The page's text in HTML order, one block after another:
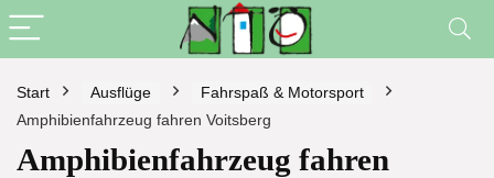
Start Ausflüge
Fahrspaß & Motorsport
Amphibienfahrzeug fahren Voitsberg
Amphibienfahrzeug fahren